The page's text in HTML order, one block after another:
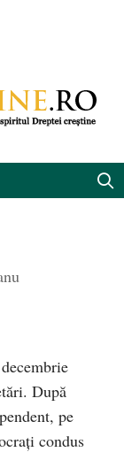
După
pe
condus